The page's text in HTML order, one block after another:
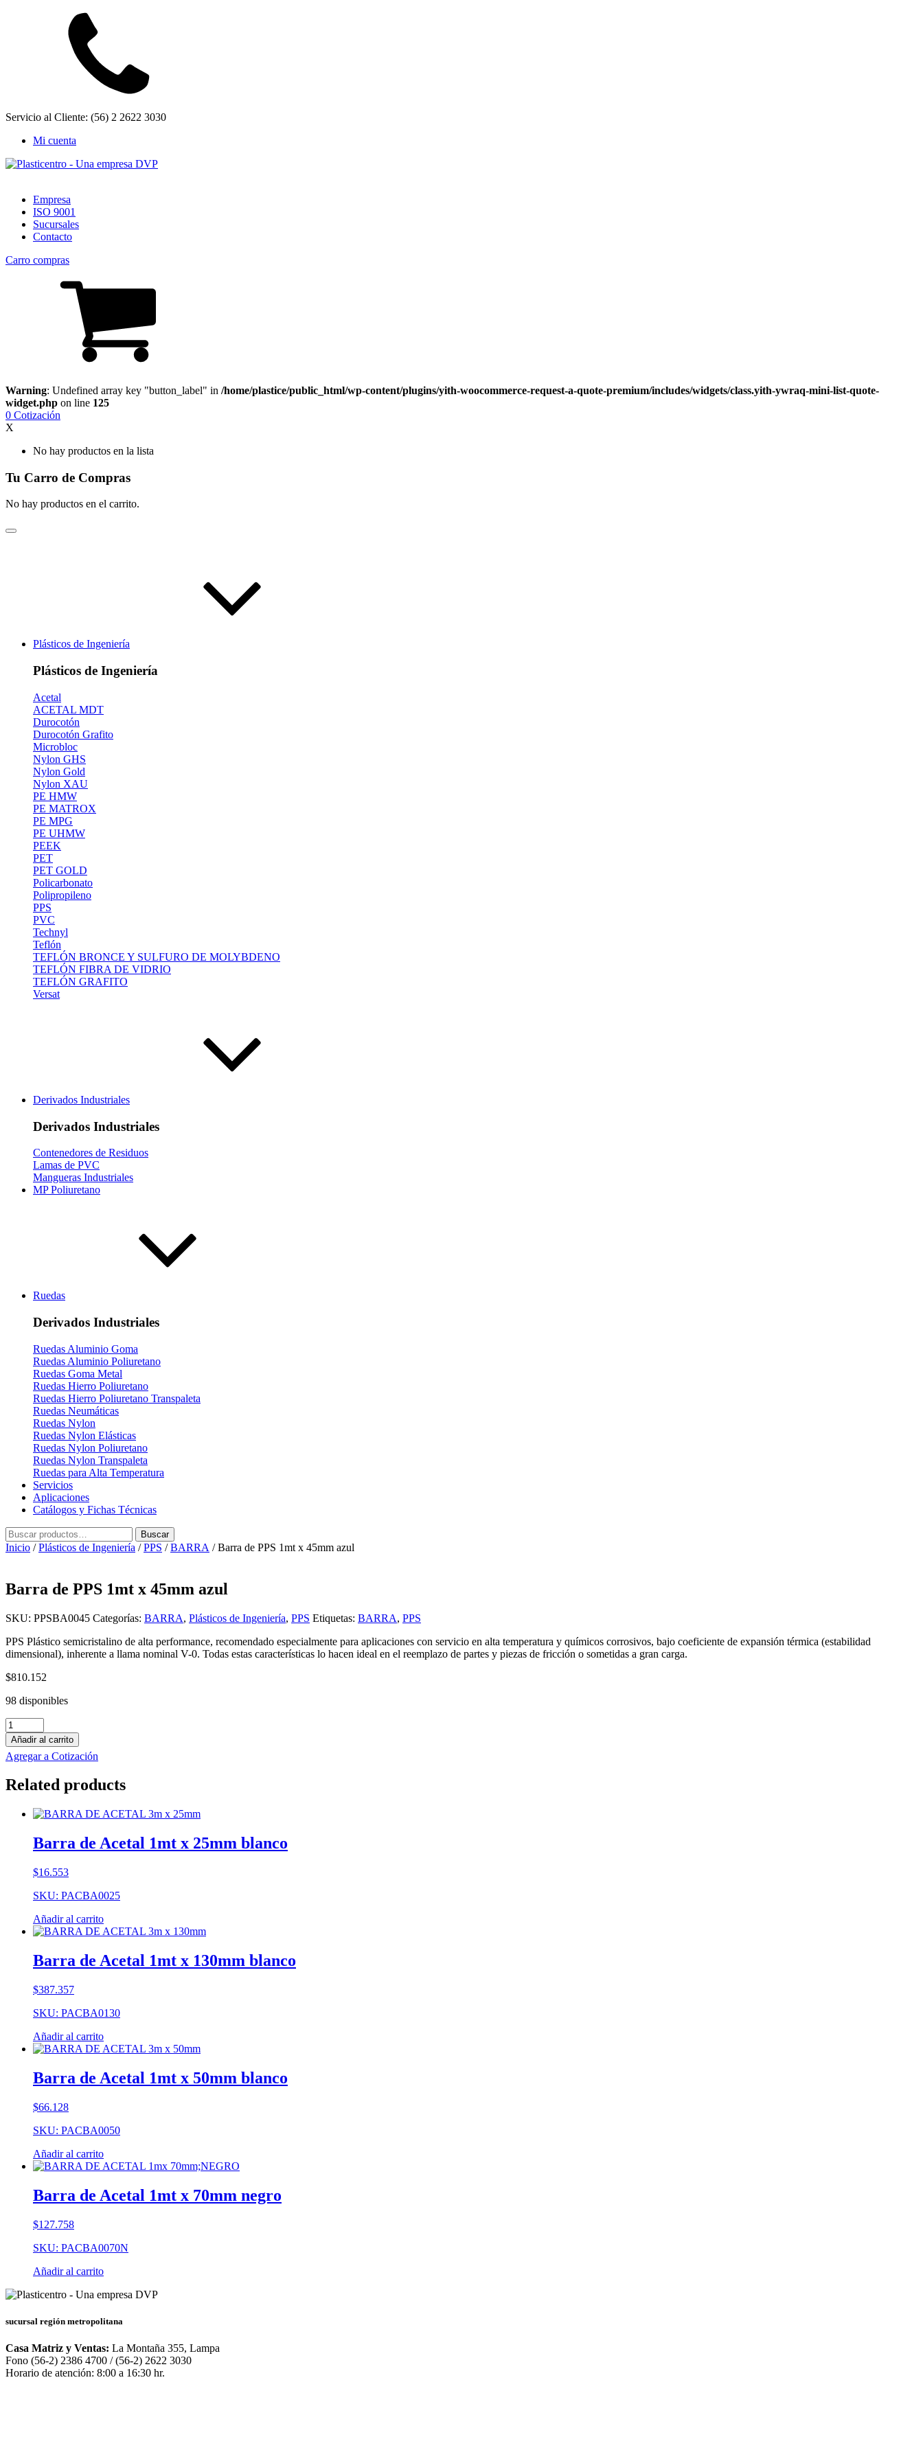
Servicio al Cliente: (56) 2 2622 3030
Mi cuenta
Empresa
ISO 9001
Sucursales
Contacto
Carro compras
Warning: Undefined array key "button_label" in /home/plastice/public_html/wp-content/plugins/yith-woocommerce-request-a-quote-premium/includes/widgets/class.yith-ywraq-mini-list-quote-
widget.php on line 125
0 Cotización
X
No hay productos en la lista
Tu Carro de Compras
No hay productos en el carrito.
Plásticos de Ingeniería
Plásticos de Ingeniería
Acetal
ACETAL MDT
Durocotón
Durocotón Grafito
Microbloc
Nylon GHS
Nylon Gold
Nylon XAU
PE HMW
PE MATROX
PE MPG
PE UHMW
PEEK
PET
PET GOLD
Policarbonato
Polipropileno
PPS
PVC
Technyl
Teflón
TEFLÓN BRONCE Y SULFURO DE MOLYBDENO
TEFLÓN FIBRA DE VIDRIO
TEFLÓN GRAFITO
Versat
Derivados Industriales
Derivados Industriales
Contenedores de Residuos
Lamas de PVC
Mangueras Industriales
MP Poliuretano
Ruedas
Derivados Industriales
Ruedas Aluminio Goma
Ruedas Aluminio Poliuretano
Ruedas Goma Metal
Ruedas Hierro Poliuretano
Ruedas Hierro Poliuretano Transpaleta
Ruedas Neumáticas
Ruedas Nylon
Ruedas Nylon Elásticas
Ruedas Nylon Poliuretano
Ruedas Nylon Transpaleta
Ruedas para Alta Temperatura
Servicios
Aplicaciones
Catálogos y Fichas Técnicas
Buscar
por:
Buscar
Inicio /Plásticos de Ingeniería /PPS /BARRA / Barra de PPS 1mt x 45mm azul
Barra de PPS 1mt x 45mm azul
SKU: PPSBA0045 Categorías: BARRA, Plásticos de Ingeniería, PPS Etiquetas: BARRA, PPS
PPS Plástico semicristalino de alta performance, recomendado especialmente para aplicaciones con servicio en alta temperatura y químicos corrosivos, bajo coeficiente de expansión térmica (estabilidad
dimensional), inherente a llama nominal V-0. Todas estas características lo hacen ideal en el reemplazo de partes y piezas de fricción o sometidas a gran carga.
$810.152
98 disponibles
Barra
de
PPS
1mt
45mm
cantidad
Añadir al carrito
Agregar a Cotización
Related products
Barra de Acetal 1mt x 25mm blanco
$16.553
SKU: PACBA0025
Añadir al carrito
Barra de Acetal 1mt x 130mm blanco
$387.357
SKU: PACBA0130
Añadir al carrito
Barra de Acetal 1mt x 50mm blanco
$66.128
SKU: PACBA0050
Añadir al carrito
Barra de Acetal 1mt x 70mm negro
$127.758
SKU: PACBA0070N
Añadir al carrito
sucursal región metropolitana
Casa Matriz y Ventas: La Montaña 355, Lampa
Fono (56-2) 2386 4700 / (56-2) 2622 3030
Horario de atención: 8:00 a 16:30 hr.